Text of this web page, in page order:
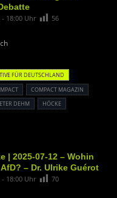
- 18:00 Uhr 56
FÜR DEUTSCHLAND
COMPACT MAGAZIN
DEHM
HÖCKE
| 2025-07-12 – Wohin
– Dr. Ulrike Guérot
- 18:00 Uhr 70